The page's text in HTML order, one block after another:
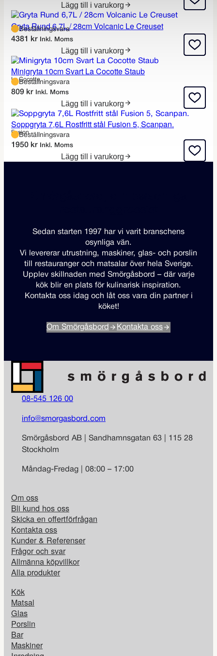
Lägg till i varukorg
Gryta Rund 6,7L / 28cm Volcanic Le Creuset
Beställningsvara
4381 kr Inkl. Moms
Lägg till i varukorg
Minigryta 10cm Svart La Cocotte Staub
La Cocotte
Beställningsvara
809 kr Inkl. Moms
Lägg till i varukorg
Soppgryta 7,6L Rostfritt stål Fusion 5, Scanpan.
Fusion
Beställningsvara
1950 kr Inkl. Moms
Lägg till i varukorg
Sedan starten 1997 har vi varit branschens
osynliga vän.
Vi levererar utrustning, maskiner, glas- och porslin
till restauranger och matsalar över hela Sverige.
Upplev skillnaden med Smörgåsbord – där varje
kök blir en plats för kulinarisk inspiration.
Kontakta oss idag och låt oss vara din partner i
köket!
Om Smörgåsbord Kontakta oss
08-545 126 00
info@smorgasbord.com
Smörgåsbord AB | Sandhamnsgatan 63 | 115 28
Stockholm
Måndag-Fredag | 08:00 – 17:00
Om oss
Bli kund hos oss
Skicka en offertförfrågan
Kontakta oss
Kunder & Referenser
Frågor och svar
Allmänna köpvillkor
Alla produkter
Kök
Matsal
Glas
Porslin
Bar
Maskiner